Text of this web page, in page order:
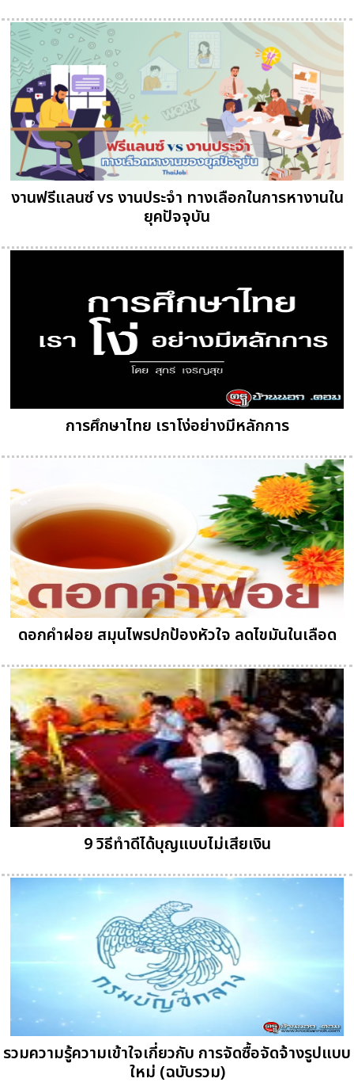
งานฟรีแลนซ์ vs งานประจำ ทางเลือกในการหางานใน
ยุคปัจจุบัน
การศึกษาไทย เราโง่อย่างมีหลักการ
ดอกคำฝอย สมุนไพรปกป้องหัวใจ ลดไขมันในเลือด
9 วิธีทำดีได้บุญแบบไม่เสียเงิน
รวมความรู้ความเข้าใจเกี่ยวกับ การจัดซื้อจัดจ้างรูปแบบ
ใหม่ (ฉบับรวม)